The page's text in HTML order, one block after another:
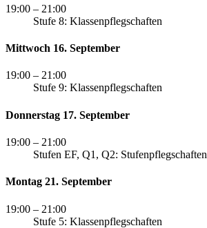
19:00 – 21:00
Stufe 8: Klassenpflegschaften
Mittwoch 16. September
19:00 – 21:00
Stufe 9: Klassenpflegschaften
Donnerstag 17. September
19:00 – 21:00
Stufen EF, Q1, Q2: Stufenpflegschaften
Montag 21. September
19:00 – 21:00
Stufe 5: Klassenpflegschaften